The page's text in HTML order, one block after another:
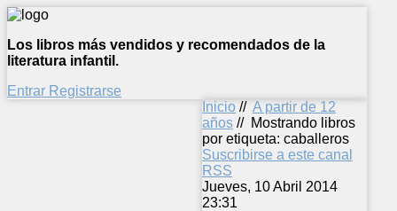
Los libros más vendidos y recomendados de la
literatura infantil.
Entrar Registrarse
Inicio // A partir de 12
años // Mostrando libros
por etiqueta: caballeros
Suscribirse a este canal
RSS
Jueves, 10 Abril 2014
23:31